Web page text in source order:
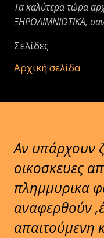
Τα καλύτερα τώρα
ΞΗΡΟΛΙΜΝΙΩΤΙΚΑ, σαν
Σελίδες
Αρχική σελίδα
Αν υπάρχουν
οικοσκευες
πλημμυρικα
αναφερθούν
απαιτούμενη